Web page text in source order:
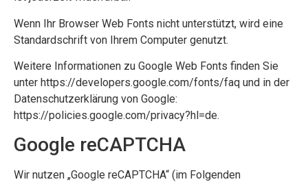
Wenn Ihr Browser Web Fonts nicht unterstützt, wird eine
Standardschrift von Ihrem Computer genutzt.
Weitere Informationen zu Google Web Fonts finden Sie
unter https://developers.google.com/fonts/faq und in der
Datenschutzerklärung von Google:
https://policies.google.com/privacy?hl=de.
Google reCAPTCHA
Wir nutzen „Google reCAPTCHA“ (im Folgenden